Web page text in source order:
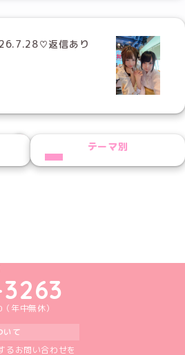
返信あり
NEXT テーマ別
りーみんTikTok公式アカウント
いどりーみんX公式アカウント
めいどりーみんInstagram公式アカウント
めいどりーみんFacebook公式アカウン
めいどりーみんYouTube公式アカ
年中無休）
いて
るお問い合わせを